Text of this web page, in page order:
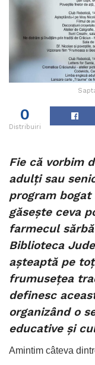
0
Distribuiri
Fie că vorbim
adulți sau
program
găsește ceva
farmecul
Biblioteca
așteaptă pe
frumusețea
definesc
organizând o
educative și
Amintim câteva